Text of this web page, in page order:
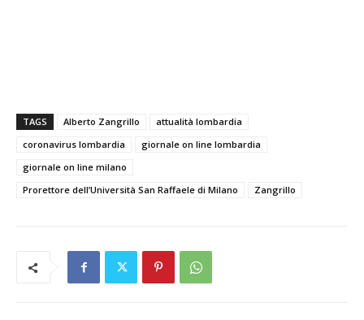
TAGS Alberto Zangrillo
attualità lombardia
coronavirus lombardia
giornale on line lombardia
giornale on line milano
Prorettore dell’Università San Raffaele di Milano
Zangrillo